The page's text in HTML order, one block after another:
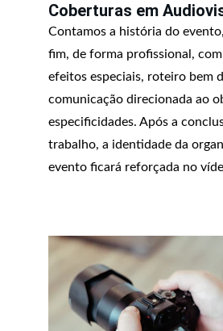
Contamos a história do
fim, de forma profissional,
efeitos especiais, roteiro bem
comunicação direcionada ao
especificidades. Após a
trabalho, a identidade da
evento ficará reforçada no
Coberturas em